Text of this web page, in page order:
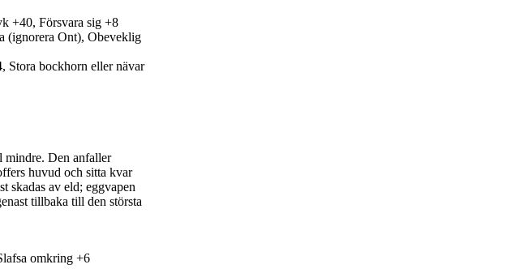
+40, Försvara sig +8
(ignorera Ont), Obeveklig
Stora bockhorn eller nävar
mindre. Den anfaller
huvud och sitta kvar
skadas av eld; eggvapen
tillbaka till den största
omkring +6